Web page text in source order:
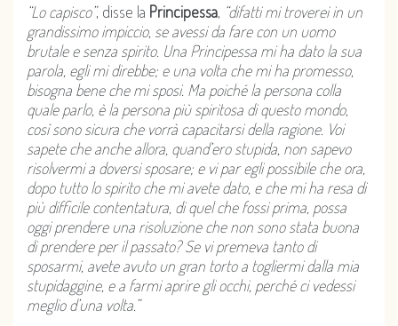
“Lo capisco”, disse la Principessa, “difatti mi troverei in un
grandissimo impiccio, se avessi da fare con un uomo
brutale e senza spirito. Una Principessa mi ha dato la sua
parola, egli mi direbbe; e una volta che mi ha promesso,
bisogna bene che mi sposi. Ma poiché la persona colla
quale parlo, è la persona più spiritosa di questo mondo,
così sono sicura che vorrà capacitarsi della ragione. Voi
sapete che anche allora, quand’ero stupida, non sapevo
risolvermi a doversi sposare; e vi par egli possibile che ora,
dopo tutto lo spirito che mi avete dato, e che mi ha resa di
più difficile contentatura, di quel che fossi prima, possa
oggi prendere una risoluzione che non sono stata buona
di prendere per il passato? Se vi premeva tanto di
sposarmi, avete avuto un gran torto a togliermi dalla mia
stupidaggine, e a farmi aprire gli occhi, perché ci vedessi
meglio d’una volta.”